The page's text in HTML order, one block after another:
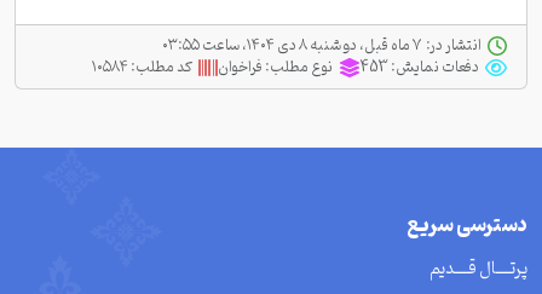
انتشار در:
دفعات نمایش:453 نوع مطلب:فراخوان کد مطلب:۱۰۵۸۴
دسترسی سریع
پرتــــال قــــدیم